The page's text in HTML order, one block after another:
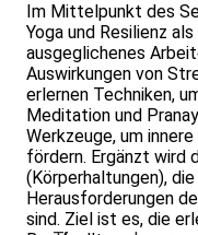
Im Mittelpunkt des
Yoga und Resilienz
ausgeglichenes
Auswirkungen von
erlernen Techniken,
Meditation und
Werkzeuge, um
fördern. Ergänzt wird
(Körperhaltungen),
Herausforderungen
sind. Ziel ist es, die